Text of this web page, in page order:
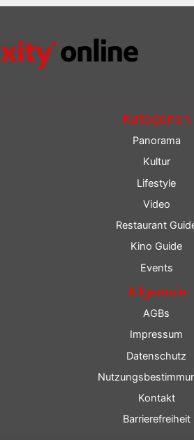
Kategorien
Panorama
Kultur
Lifestyle
Video
Restaurant
Kino Guide
Events
Allgemein
AGBs
Impressum
Datenschutz
Kontakt
Barrierefreiheit